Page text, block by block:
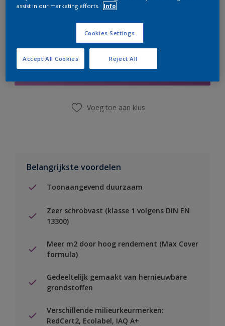
Boodschappenlijst
Voeg toe aan klus
Belangrijkste voordelen
Toonaangevend duurzaam
Zeer schrobvast (klasse 1 volgens DIN EN
13300)
Meer m2 door hoog rendement (Max Cover
formula)
Gedeeltelijk gemaakt van hernieuwbare
grondstoffen
Verschillende milieurkeurmerken:
RedCert2, Ecolabel, IAQ A+
assist in our marketing efforts.
Info
Cookies Settings
Reject All
Accept All Cookies